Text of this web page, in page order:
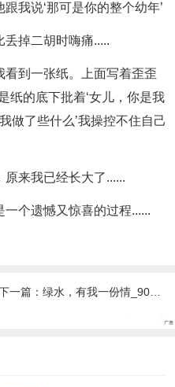
我说‘那可是你的整个幼年’
掉二胡时嗨痛.....
到一张纸。上面写着歪歪
纸的底下批着‘女儿，你是我
做了些什么’我操控不住自己
来我已经长大了......
个遗憾又惊喜的过程......
一篇： 绿水，有我一份情_900字